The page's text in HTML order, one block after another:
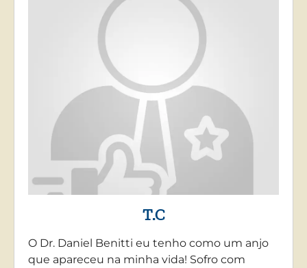
T.C
O Dr. Daniel Benitti eu tenho como um anjo
que apareceu na minha vida! Sofro com